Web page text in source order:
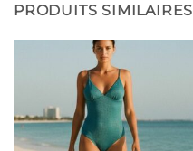
PRODUITS SIMILAIRES